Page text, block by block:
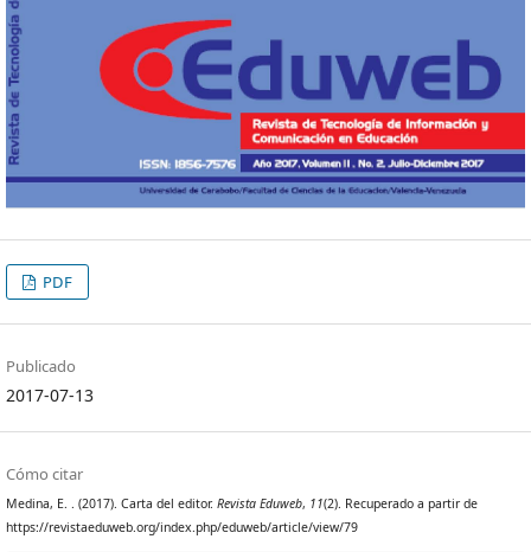
PDF
Publicado
2017-07-13
Cómo citar
Medina, E. . (2017). Carta del editor.Revista Eduweb, 11(2). Recuperado a partir de
https://revistaeduweb.org/index.php/eduweb/article/view/79